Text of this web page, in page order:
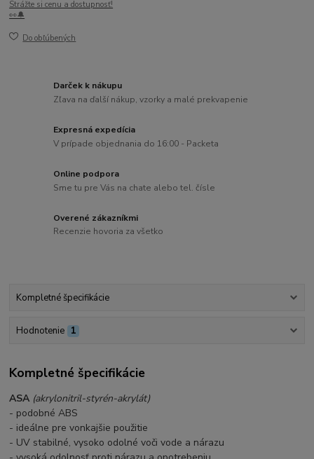
Strážte si cenu a dostupnosť!
👀🔔
Do obľúbených
Darček k nákupu
Zľava na ďalší nákup, vzorky a malé prekvapenie
Expresná expedícia
V prípade objednania do 16:00 - Packeta
Online podpora
Sme tu pre Vás na chate alebo tel. čísle
Overené zákazníkmi
Recenzie hovoria za všetko
Kompletné špecifikácie
Hodnotenie 1
Kompletné špecifikácie
ASA (akrylonitril-styrén-akrylát)
- podobné ABS
- ideálne pre vonkajšie použitie
- UV stabilné, vysoko odolné voči vode a nárazu